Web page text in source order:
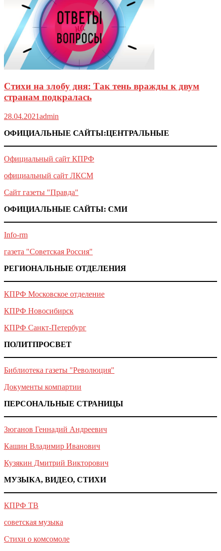
Стихи на злобу дня: Так тень вражды к двум
странам подкралась
28.04.2021admin
ОФИЦИАЛЬНЫЕ САЙТЫ:ЦЕНТРАЛЬНЫЕ
Официальный сайт КПРФ
официальный сайт ЛКСМ
Сайт газеты "Правда"
ОФИЦИАЛЬНЫЕ САЙТЫ: СМИ
Info-rm
газета "Советская Россия"
РЕГИОНАЛЬНЫЕ ОТДЕЛЕНИЯ
КПРФ Московское отделение
КПРФ Новосибирск
КПРФ Санкт-Петербург
ПОЛИТПРОСВЕТ
Библиотека газеты "Революция"
Документы компартии
ПЕРСОНАЛЬНЫЕ СТРАНИЦЫ
Зюганов Геннадий Андреевич
Кашин Владимир Иванович
Кузякин Дмитрий Викторович
МУЗЫКА, ВИДЕО, СТИХИ
КПРФ ТВ
советская музыка
Стихи о комсомоле